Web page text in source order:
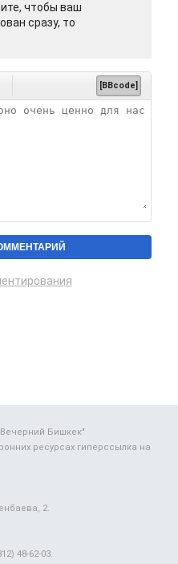
чтобы ваш
сразу, то
[BBcode]
Бишкек"
ресурсах гиперссылка на
2.
48-62-03.